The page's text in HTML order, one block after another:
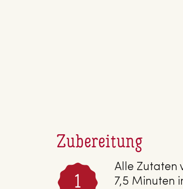
Zubereitung
Alle Zutaten
7,5 Minuten